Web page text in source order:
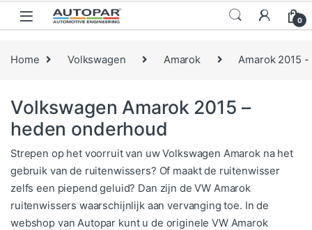
0
Home Volkswagen Amarok Amarok 2015 -
Volkswagen Amarok 2015 –
heden onderhoud
Strepen op het voorruit van uw Volkswagen Amarok na het
gebruik van de ruitenwissers? Of maakt de ruitenwisser
zelfs een piepend geluid? Dan zijn de VW Amarok
ruitenwissers waarschijnlijk aan vervanging toe. In de
webshop van Autopar kunt u de originele VW Amarok